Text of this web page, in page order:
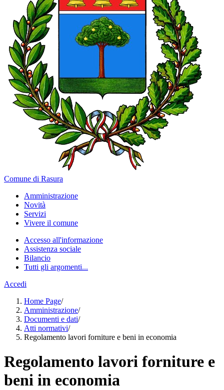
Comune di Rasura
Amministrazione
Novità
Servizi
Vivere il comune
Accesso all'informazione
Assistenza sociale
Bilancio
Tutti gli argomenti...
Accedi
Home Page/
Amministrazione/
Documenti e dati/
Atti normativi/
Regolamento lavori forniture e beni in economia
Regolamento lavori forniture e
beni in economia